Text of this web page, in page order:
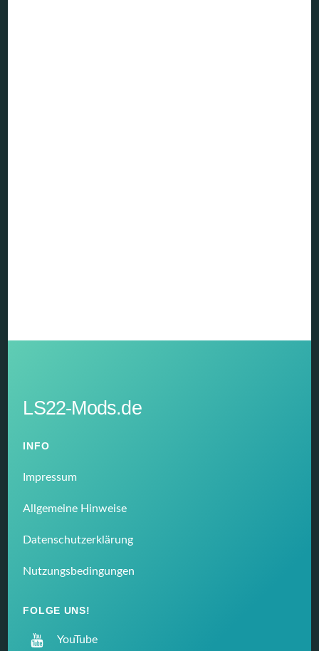
LS22-Mods.de
INFO
Impressum
Allgemeine Hinweise
Datenschutzerklärung
Nutzungsbedingungen
FOLGE UNS!
YouTube